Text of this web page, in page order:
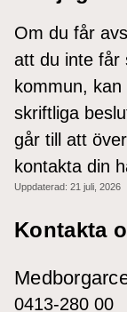
Om du får
att du inte får
kommun,
skriftliga
går till att
kontakta din
Uppdaterad: 21 juli, 2026
Kontakta
0413-280 00